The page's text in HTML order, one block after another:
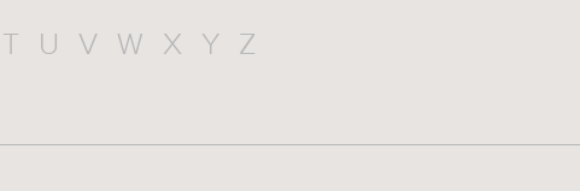
T U V W X Y Z